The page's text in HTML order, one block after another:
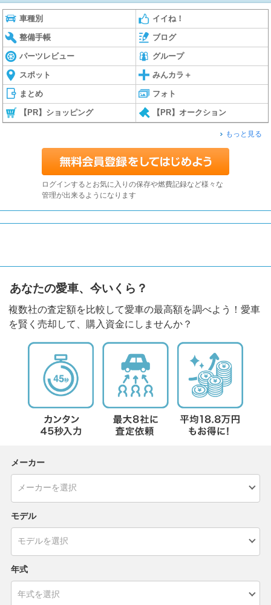
車種別 イイね！
整備手帳 ブログ
パーツレビュー グループ
スポット みんカラ＋
まとめ フォト
【PR】ショッピング 【PR】オークション
もっと見る
ログインするとお気に入りの保存や燃費記録など様々な
管理が出来るようになります
あなたの愛車、今いくら？
複数社の査定額を比較して愛車の最高額を調べよう！愛車
を賢く売却して、購入資金にしませんか？
メーカー
モデル
年式